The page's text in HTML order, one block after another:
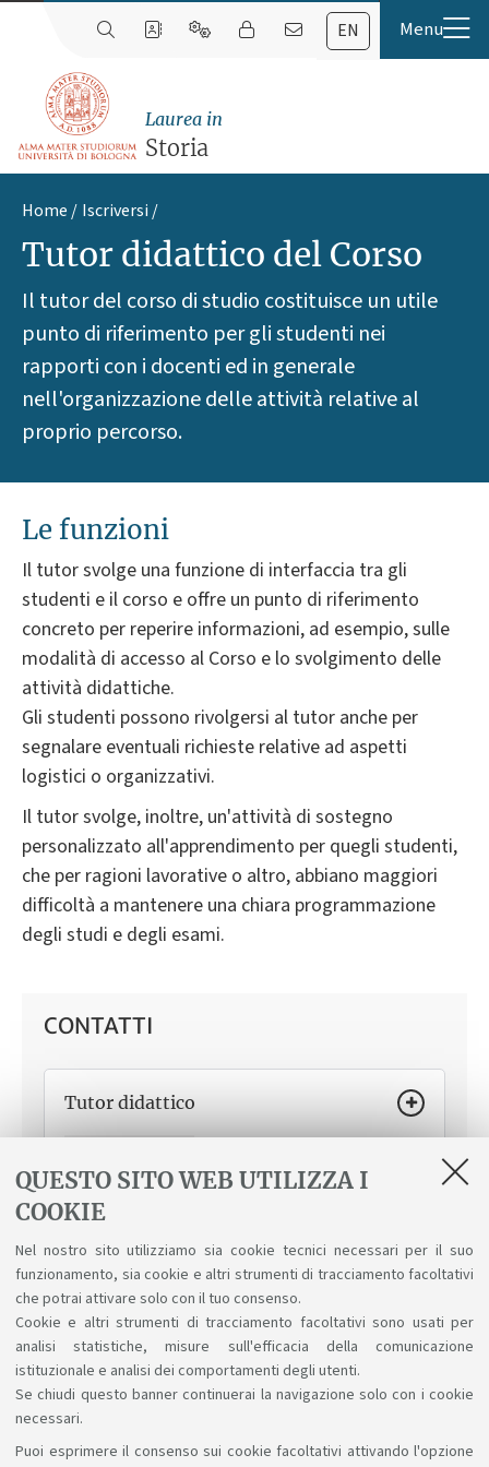
QUESTO SITO WEB UTILIZZA I
COOKIE
Nel nostro sito utilizziamo sia cookie tecnici necessari per il suo
funzionamento, sia cookie e altri strumenti di tracciamento facoltativi
che potrai attivare solo con il tuo consenso.
Cookie e altri strumenti di tracciamento facoltativi sono usati per
analisi statistiche, misure sull'efficacia della comunicazione
istituzionale e analisi dei comportamenti degli utenti.
Se chiudi questo banner continuerai la navigazione solo con i cookie
necessari.
Puoi esprimere il consenso sui cookie facoltativi attivando l'opzione
EN
Laurea in
Storia
Home Iscriversi
Tutor didattico del Corso
Il tutor del corso di studio costituisce un utile
punto di riferimento per gli studenti nei
rapporti con i docenti ed in generale
nell'organizzazione delle attività relative al
proprio percorso.
Le funzioni
Il tutor svolge una funzione di interfaccia tra gli
studenti e il corso e offre un punto di riferimento
concreto per reperire informazioni, ad esempio, sulle
modalità di accesso al Corso e lo svolgimento delle
attività didattiche.
Gli studenti possono rivolgersi al tutor anche per
segnalare eventuali richieste relative ad aspetti
logistici o organizzativi.
Il tutor svolge, inoltre, un'attività di sostegno
personalizzato all'apprendimento per quegli studenti,
che per ragioni lavorative o altro, abbiano maggiori
difficoltà a mantenere una chiara programmazione
degli studi e degli esami.
CONTATTI
Tutor didattico
percorso formativo, svolgimento delle attività
didattiche, segnalazioni su aspetti logistici o
organizzativi.
Nunzia Rose
Sosteniamo il diritto alla conoscenza